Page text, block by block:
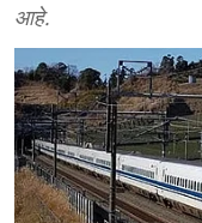
आहे.